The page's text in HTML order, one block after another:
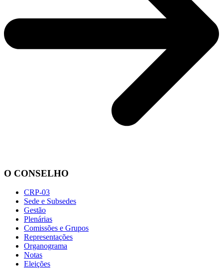
O CONSELHO
CRP-03
Sede e Subsedes
Gestão
Plenárias
Comissões e Grupos
Representações
Organograma
Notas
Eleições